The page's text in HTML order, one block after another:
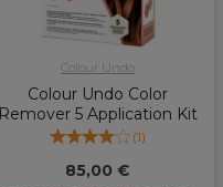
Colour Undo
Colour Undo Color
Remover 5 Application Kit
(1)
85,00 €